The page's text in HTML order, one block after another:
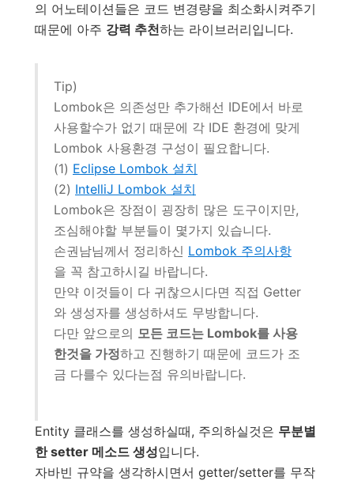
의 어노테이션들은 코드 변경량을 최소화시켜주기
때문에 아주 강력 추천하는 라이브러리입니다.
Tip)
Lombok은 의존성만 추가해선 IDE에서 바로
사용할수가 없기 때문에 각 IDE 환경에 맞게
Lombok 사용환경 구성이 필요합니다.
(1) Eclipse Lombok 설치
(2) IntelliJ Lombok 설치
Lombok은 장점이 굉장히 많은 도구이지만,
조심해야할 부분들이 몇가지 있습니다.
손권남님께서 정리하신 Lombok 주의사항
을 꼭 참고하시길 바랍니다.
만약 이것들이 다 귀찮으시다면 직접 Getter
와 생성자를 생성하셔도 무방합니다.
다만 앞으로의 모든 코드는 Lombok를 사용
한것을 가정하고 진행하기 때문에 코드가 조
금 다를수 있다는점 유의바랍니다.
Entity 클래스를 생성하실때, 주의하실것은 무분별
한 setter 메소드 생성입니다.
자바빈 규약을 생각하시면서 getter/setter를 무작